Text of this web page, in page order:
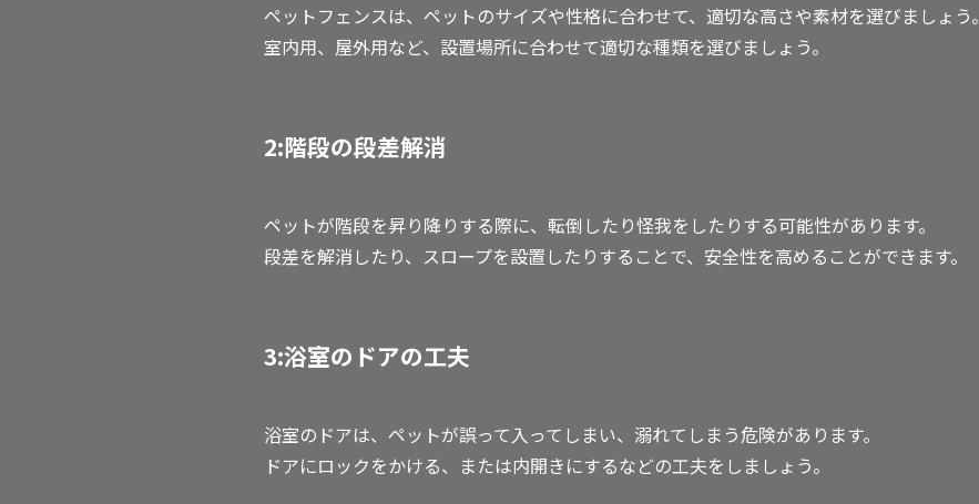
ペットフェンスは、ペットのサイズや性格に合わせて、適切な高さや素材を選びましょう。
室内用、屋外用など、設置場所に合わせて適切な種類を選びましょう。
2:階段の段差解消
ペットが階段を昇り降りする際に、転倒したり怪我をしたりする可能性があります。
段差を解消したり、スロープを設置したりすることで、安全性を高めることができます。
3:浴室のドアの工夫
浴室のドアは、ペットが誤って入ってしまい、溺れてしまう危険があります。
ドアにロックをかける、または内開きにするなどの工夫をしましょう。